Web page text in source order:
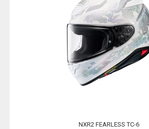
NXR2 FEARLESS TC-6